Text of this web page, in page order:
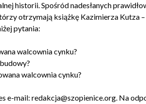
historii. Spośród nadesłanych
otrzymają książkę Kazimierza Kutza –
pytania:
walcownia cynku?
walcownia cynku?
e-mail:redakcja@szopienice.org. Na